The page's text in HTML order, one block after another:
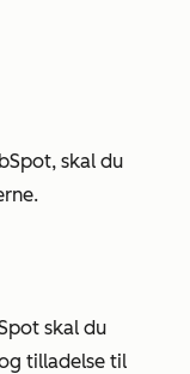
skal du
skal du
tilladelse til